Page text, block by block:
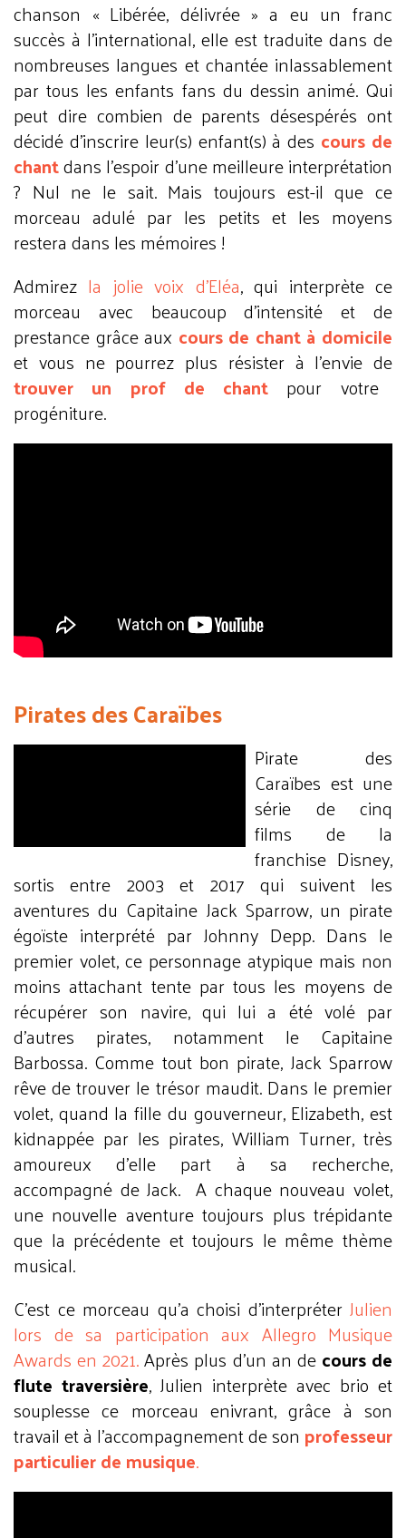
chanson « Libérée, délivrée » a eu un franc
succès à l’international, elle est traduite dans de
nombreuses langues et chantée inlassablement
par tous les enfants fans du dessin animé. Qui
peut dire combien de parents désespérés ont
décidé d’inscrire leur(s) enfant(s) à des cours de
chantdans l’espoir d’une meilleure interprétation
? Nul ne le sait. Mais toujours est-il que ce
morceau adulé par les petits et les moyens
restera dans les mémoires !
Admirez la jolie voix d’Eléa, qui interprète ce
morceau avec beaucoup d’intensité et de
prestance grâce aux cours de chant à domicile
et vous ne pourrez plus résister à l’envie de
trouver un prof de chant pour votre
progéniture.
Pirates des Caraïbes
Pirate des
Caraïbes est une
série de cinq
films de la
franchise Disney,
sortis entre 2003 et 2017 qui suivent les
aventures du Capitaine Jack Sparrow, un pirate
égoïste interprété par Johnny Depp. Dans le
premier volet, ce personnage atypique mais non
moins attachant tente par tous les moyens de
récupérer son navire, qui lui a été volé par
d’autres pirates, notamment le Capitaine
Barbossa. Comme tout bon pirate, Jack Sparrow
rêve de trouver le trésor maudit. Dans le premier
volet, quand la fille du gouverneur, Elizabeth, est
kidnappée par les pirates, William Turner, très
amoureux d’elle part à sa recherche,
accompagné de Jack.A chaque nouveau volet,
une nouvelle aventure toujours plus trépidante
que la précédente et toujours le même thème
musical.
C’est ce morceau qu’a choisi d’interpréter Julien
lors de sa participation aux Allegro Musique
Awards en 2021.Après plus d’un an decours de
flute traversière, Julien interprète avec brio et
souplesse ce morceau enivrant, grâce à son
travail et à l’accompagnement de son professeur
particulier de musique.